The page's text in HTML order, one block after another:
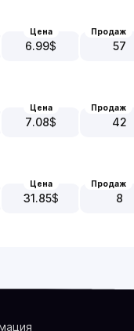
Цена
6.99$
Продаж
57
Цена
7.08$
Продаж
42
Цена
31.85$
Продаж
8